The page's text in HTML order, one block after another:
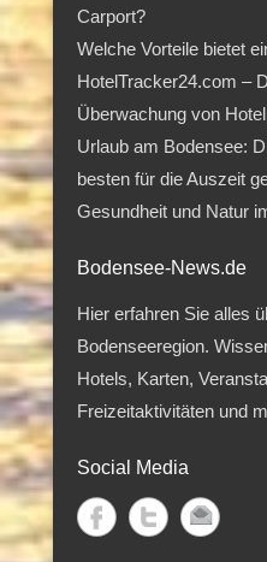
Carport?
Welche Vorteile bietet
HotelTracker24.com –
Überwachung von
Urlaub am Bodensee:
besten für die Auszeit
Gesundheit und Natur
Bodensee-News.de
Hier erfahren Sie alles
Bodenseeregion.
Hotels, Karten,
Freizeitaktivitäten und
Social Media